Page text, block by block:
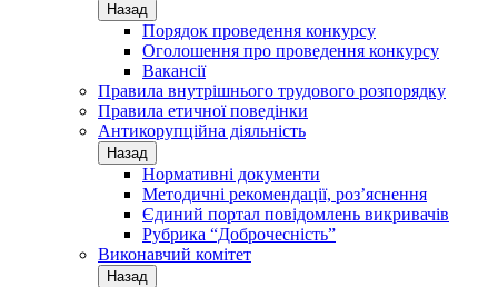
Назад
Порядок проведення конкурсу
Оголошення про проведення конкурсу
Вакансії
Правила внутрішнього трудового розпорядку
Правила етичної поведінки
Антикорупційна діяльність
Назад
Нормативні документи
Методичні рекомендації, роз’яснення
Єдиний портал повідомлень викривачів
Рубрика “Доброчесність”
Виконавчий комітет
Назад